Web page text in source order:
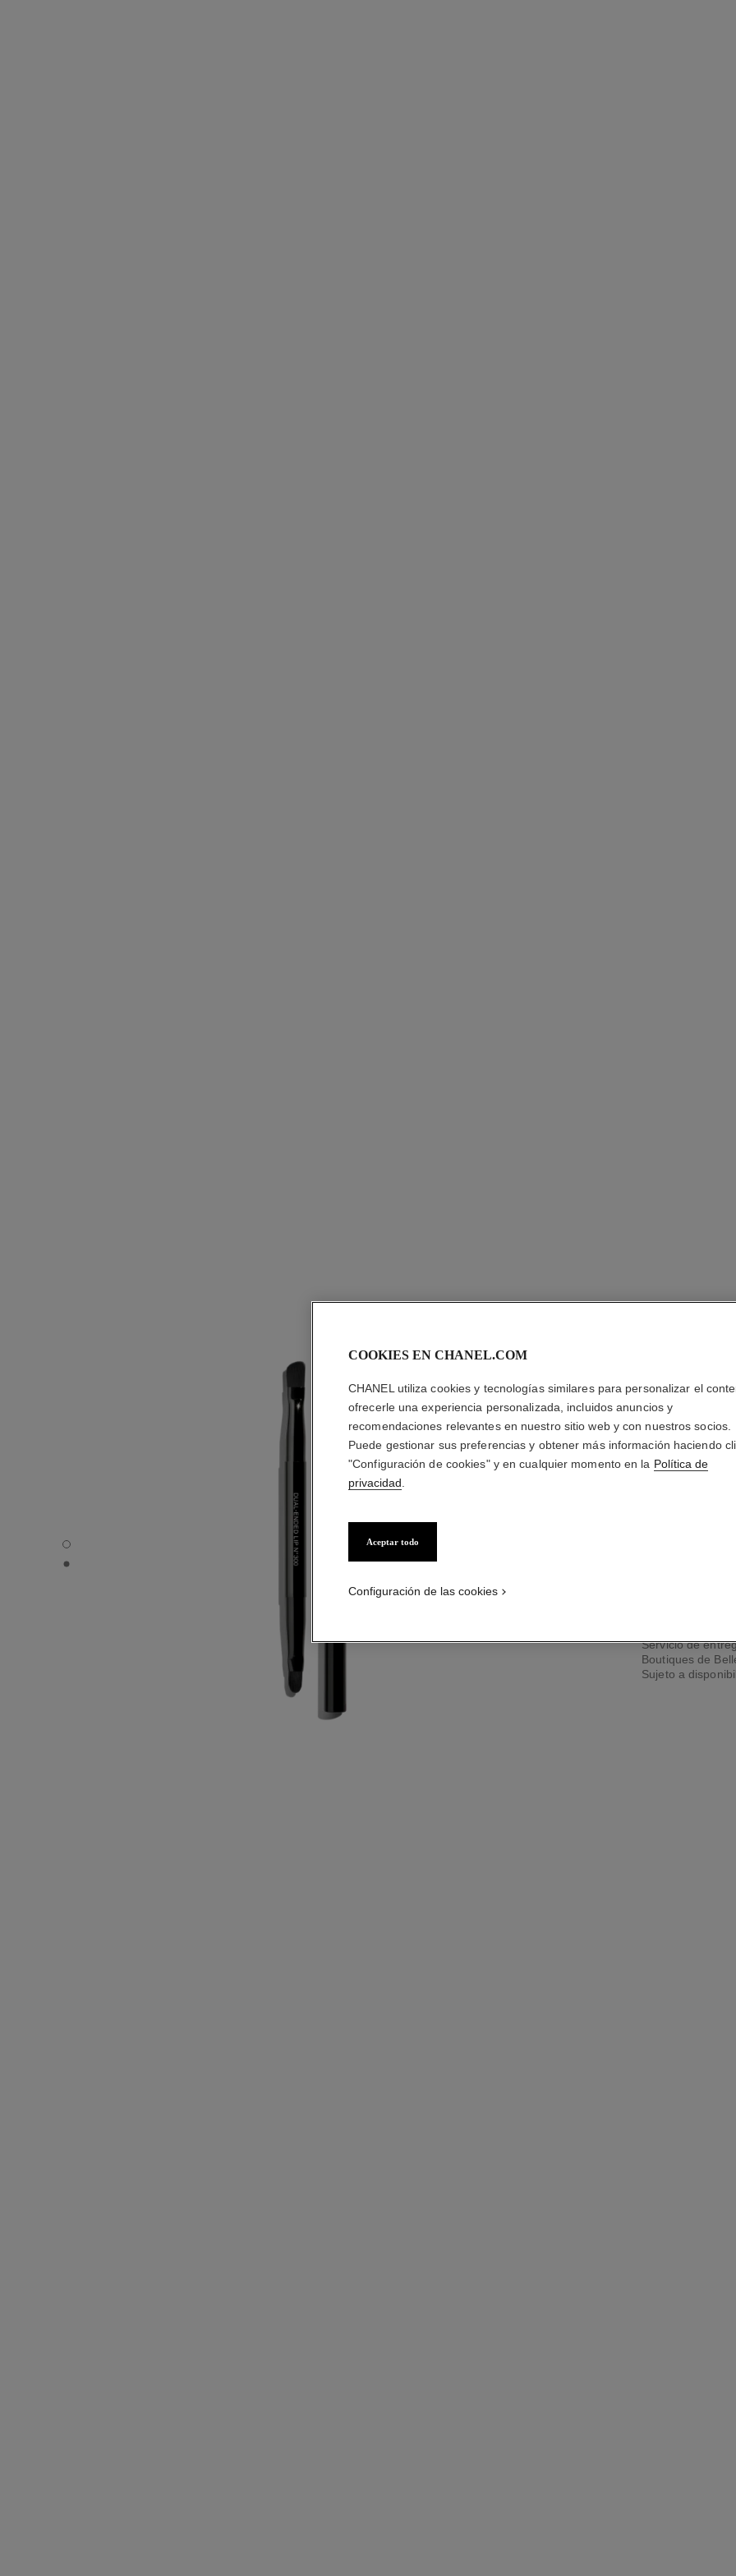
PINCEAU DUO LÈVRES N°300 - Vista por defecto
PINCEAU DUO LÈVRES N°300 - Vista alternativa 1
N°300
Pincel con dos
Servicio de
Boutiques de
Sujeto a
COOKIES EN CHANEL.COM
CHANEL utiliza cookies y tecnologías similares para personalizar el
ofrecerle una experiencia personalizada, incluidos anuncios y
recomendaciones relevantes en nuestro sitio web y con nuestros socios.
Puede gestionar sus preferencias y obtener más información haciendo
"Configuración de cookies" y en cualquier momento en la Política de
privacidad
Aceptar todo
Configuración de las cookies